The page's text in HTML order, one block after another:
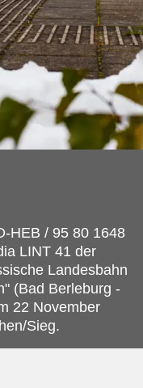
HEB / 95 80 1648
LINT 41 der
Landesbahn
(Bad Berleburg -
22 November
Sieg.